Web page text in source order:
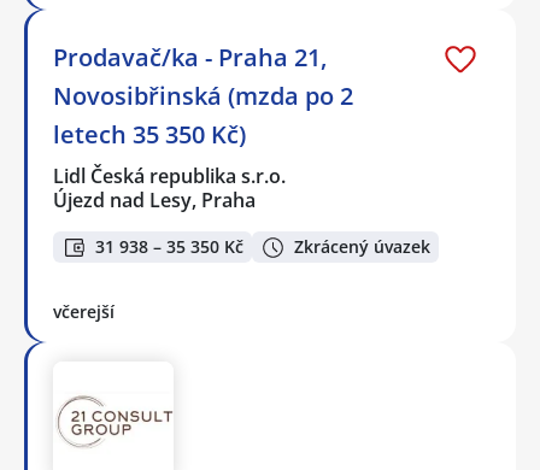
Prodavač/ka - Praha 21,
Novosibřinská (mzda po 2
letech 35 350 Kč)
Lidl Česká republika s.r.o.
Újezd nad Lesy, Praha
31 938 – 35 350 Kč Zkrácený úvazek
včerejší